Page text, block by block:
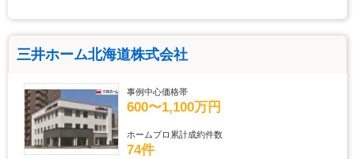
三井ホーム北海道株式会社
事例中心価格帯
600〜1,100万円
ホームプロ累計成約件数
74件